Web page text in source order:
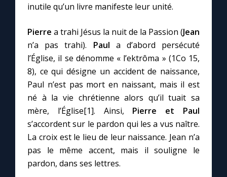
À la une
1000 Raisons de Croire
Chapelet pour le monde
Contact
Faire un don
inutile qu’un livre manifeste leur unité.
Pierre a trahi Jésus la nuit de la Passion (Jean
n’a pas trahi). Paul a d’abord persécuté
l’Église, il se dénomme « l’ektrôma » (1Co 15,
8), ce qui désigne un accident de naissance,
Paul n’est pas mort en naissant, mais il est
né à la vie chrétienne alors qu’il tuait sa
mère, l’Église[1]. Ainsi, Pierre et Paul
s’accordent sur le pardon qui les a vus naître.
La croix est le lieu de leur naissance. Jean n’a
pas le même accent, mais il souligne le
pardon, dans ses lettres.